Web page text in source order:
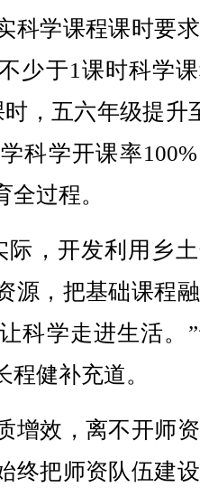
科学课程课时要
少于1课时科学
，五六年级提升
科学开课率
过程。
，开发利用乡土
源，把基础课程
科学走进生活。
健补充道。
效，离不开师
终把师资队伍建